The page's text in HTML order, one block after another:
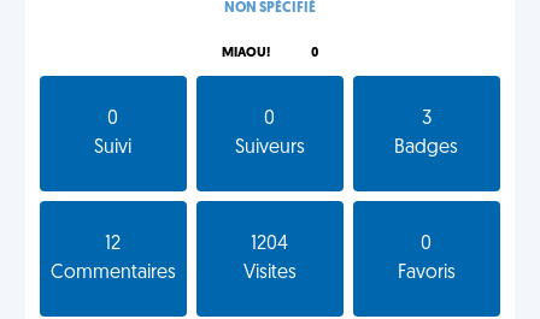
NON SPÉCIFIÉ
MIAOU! 0
0
Suivi
0
Suiveurs
3
Badges
12
Commentaires
1204
Visites
0
Favoris